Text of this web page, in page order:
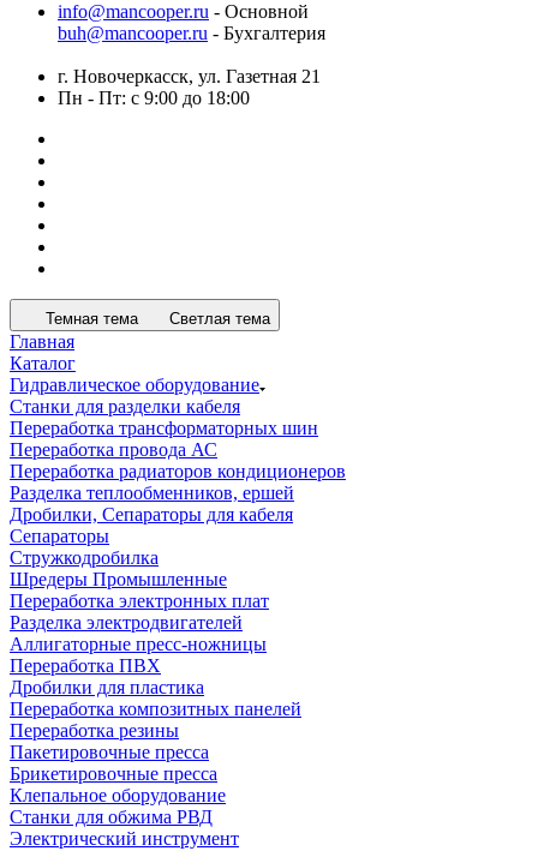
info@mancooper.ru - Основной
buh@mancooper.ru - Бухгалтерия
г. Новочеркасск, ул. Газетная 21
Пн - Пт: с 9:00 до 18:00
Темная тема Светлая тема
Главная
Каталог
Гидравлическое оборудование
Станки для разделки кабеля
Переработка трансформаторных шин
Переработка провода АС
Переработка радиаторов кондиционеров
Разделка теплообменников, ершей
Дробилки, Сепараторы для кабеля
Сепараторы
Стружкодробилка
Шредеры Промышленные
Переработка электронных плат
Разделка электродвигателей
Аллигаторные пресс-ножницы
Переработка ПВХ
Дробилки для пластика
Переработка композитных панелей
Переработка резины
Пакетировочные пресса
Брикетировочные пресса
Клепальное оборудование
Станки для обжима РВД
Электрический инструмент